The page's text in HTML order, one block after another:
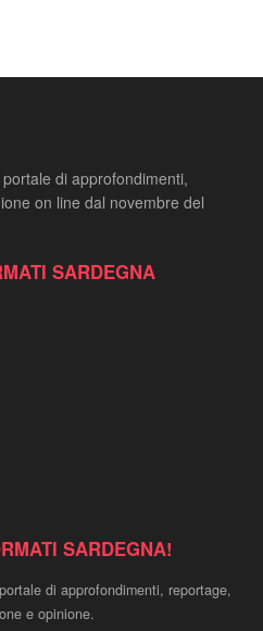
di approfondimenti,
on line dal novembre del
SARDEGNA
SARDEGNA!
di approfondimenti, reportage,
e opinione.